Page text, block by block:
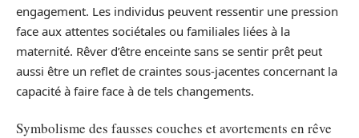
engagement. Les individus peuvent ressentir une pression
face aux attentes sociétales ou familiales liées à la
maternité. Rêver d’être enceinte sans se sentir prêt peut
aussi être un reflet de craintes sous-jacentes concernant la
capacité à faire face à de tels changements.
Symbolisme des fausses couches et avortements en rêve